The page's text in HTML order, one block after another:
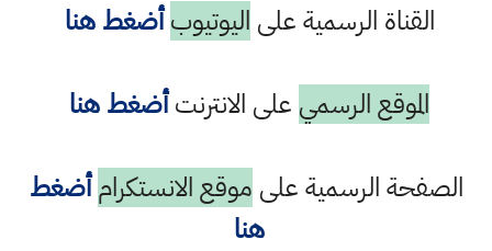
القناة الرسمية على اليوتيوب أضغط هنا
الموقع الرسمي على الانترنتأضغط هنا
الصفحة الرسمية على موقع الانستكرام أضغط
هنا